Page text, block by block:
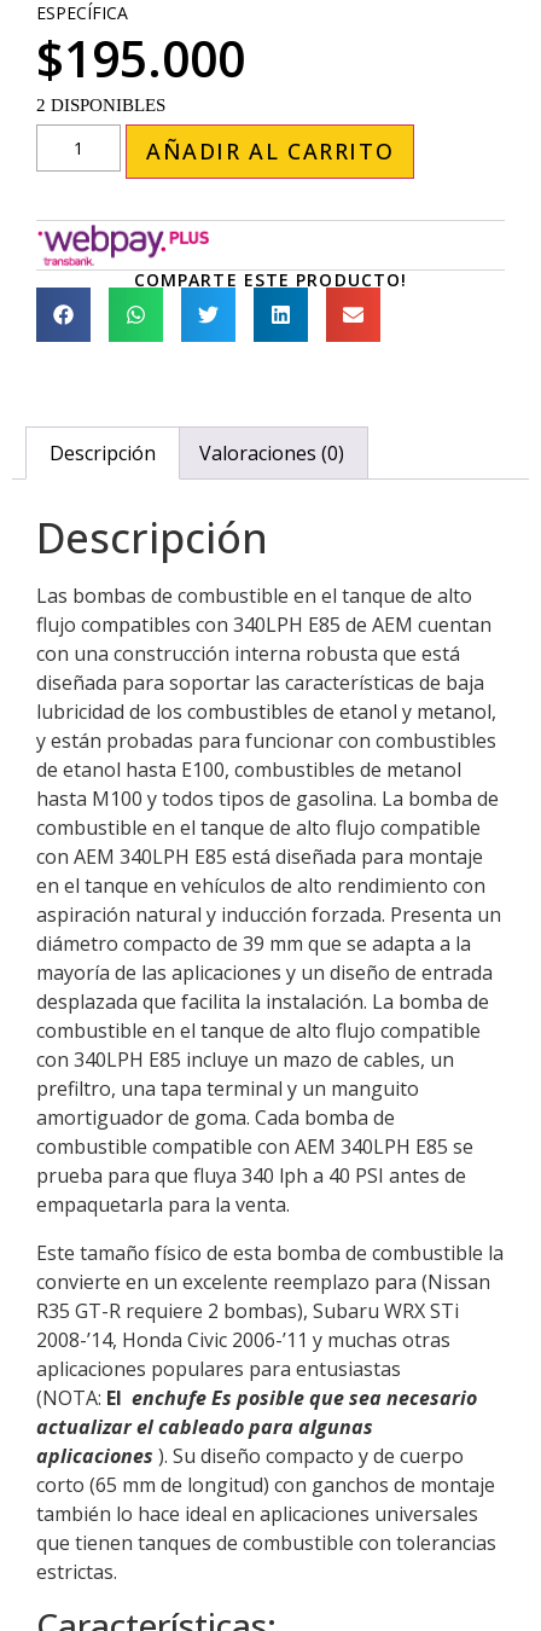
ESPECÍFICA
$195.000
2 DISPONIBLES
AÑADIR AL CARRITO
COMPARTE ESTE PRODUCTO!
Descripción Valoraciones (0)
Descripción
Las bombas de combustible en el tanque de alto
flujo compatibles con 340LPH E85 de AEM cuentan
con una construcción interna robusta que está
diseñada para soportar las características de baja
lubricidad de los combustibles de etanol y metanol,
y están probadas para funcionar con combustibles
de etanol hasta E100, combustibles de metanol
hasta M100 y todos tipos de gasolina. La bomba de
combustible en el tanque de alto flujo compatible
con AEM 340LPH E85 está diseñada para montaje
en el tanque en vehículos de alto rendimiento con
aspiración natural y inducción forzada. Presenta un
diámetro compacto de 39 mm que se adapta a la
mayoría de las aplicaciones y un diseño de entrada
desplazada que facilita la instalación. La bomba de
combustible en el tanque de alto flujo compatible
con 340LPH E85 incluye un mazo de cables, un
prefiltro, una tapa terminal y un manguito
amortiguador de goma. Cada bomba de
combustible compatible con AEM 340LPH E85 se
prueba para que fluya 340 lph a 40 PSI antes de
empaquetarla para la venta.
Este tamaño físico de esta bomba de combustible la
convierte en un excelente reemplazo para (Nissan
R35 GT-R requiere 2 bombas), Subaru WRX STi
2008-’14, Honda Civic 2006-’11 y muchas otras
aplicaciones populares para entusiastas
(NOTA: El enchufe Es posible que sea necesario
actualizar el cableado para algunas
aplicaciones ). Su diseño compacto y de cuerpo
corto (65 mm de longitud) con ganchos de montaje
también lo hace ideal en aplicaciones universales
que tienen tanques de combustible con tolerancias
estrictas.